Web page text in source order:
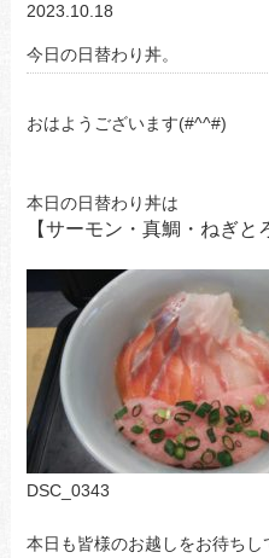
2023.10.18
今日の日替わり丼。
おはようございます(#^^#)
本日の日替わり丼は
【サーモン・真鯛・ねぎと
DSC_0343
本日も皆様のお越しをお待ちし